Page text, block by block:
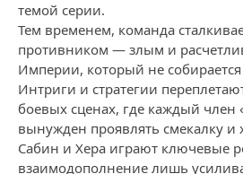
темой серии.
Тем временем, команда
противником — злым и
Империи, который не
Интриги и стратегии
боевых сценах, где каждый член
вынужден проявлять смекалку и
Сабин и Хера играют ключевые
взаимодополнение лишь